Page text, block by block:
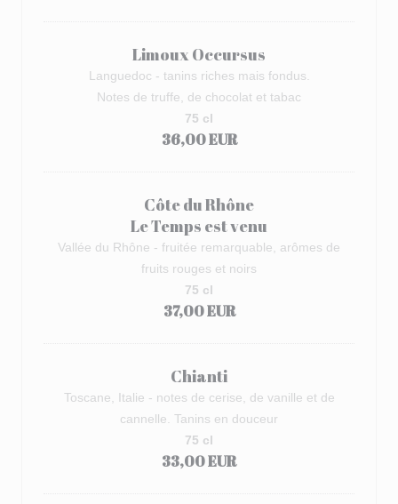
Limoux Occursus
Languedoc - tanins riches mais fondus.
Notes de truffe, de chocolat et tabac
36,00 EUR
75 cl
Côte du Rhône
Le Temps est venu
Vallée du Rhône - fruitée remarquable, arômes de
fruits rouges et noirs
37,00 EUR
75 cl
Chianti
Toscane, Italie - notes de cerise, de vanille et de
cannelle. Tanins en douceur
33,00 EUR
75 cl